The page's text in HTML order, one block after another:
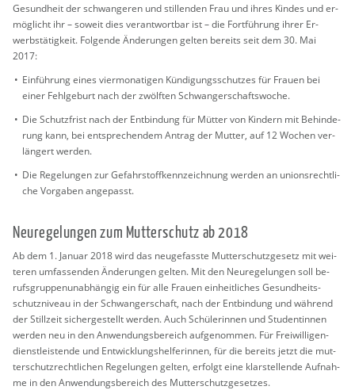
Ge­sund­heit der schwan­ge­ren und stil­len­den Frau und ihres Kin­des und er­
mög­licht ihr – so­weit dies ver­ant­wort­bar ist – die Fort­füh­rung ihrer Er­
werbs­tä­tig­keit. Fol­gen­de Än­de­run­gen gel­ten be­reits seit dem 30. Mai
2017:
Ein­füh­rung eines vier­mo­na­ti­gen Kün­di­gungs­schut­zes für Frau­en bei
einer Fehl­ge­burt nach der zwölf­ten Schwan­ger­schafts­wo­che.
Die Schutz­frist nach der Ent­bin­dung für Müt­ter von Kin­dern mit Be­hin­de­
rung kann, bei ent­spre­chen­dem An­trag der Mut­ter, auf 12 Wo­chen ver­
län­gert wer­den.
Die Re­ge­lun­gen zur Ge­fahr­stoff­kenn­zeich­nung wer­den an uni­ons­recht­li­
che Vor­ga­ben an­ge­passt.
Neu­re­ge­lun­gen zum Mut­ter­schutz ab 2018
Ab dem 1. Ja­nu­ar 2018 wird das neu­ge­fass­te Mut­ter­schutz­ge­setz mit wei­
te­ren um­fas­sen­den Än­de­run­gen gel­ten. Mit den Neu­re­ge­lun­gen soll be­
rufs­grup­pen­un­ab­hän­gig ein für alle Frau­en ein­heit­li­ches Ge­sund­heits­
schutz­ni­veau in der Schwan­ger­schaft, nach der Ent­bin­dung und wäh­rend
der Still­zeit si­cher­ge­stellt wer­den. Auch Schü­le­rin­nen und Stu­den­tin­nen
wer­den neu in den An­wen­dungs­be­reich auf­ge­nom­men. Für Frei­wil­li­gen­
dienst­leis­ten­de und Ent­wick­lungs­hel­fe­rin­nen, für die be­reits jetzt die mut­
ter­schutz­recht­li­chen Re­ge­lun­gen gel­ten, er­folgt eine klar­stel­len­de Auf­nah­
me in den An­wen­dungs­be­reich des Mut­ter­schutz­ge­set­zes.